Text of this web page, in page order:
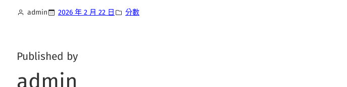
admin 2026 年 2 月 22 日 分數
Published by
admin